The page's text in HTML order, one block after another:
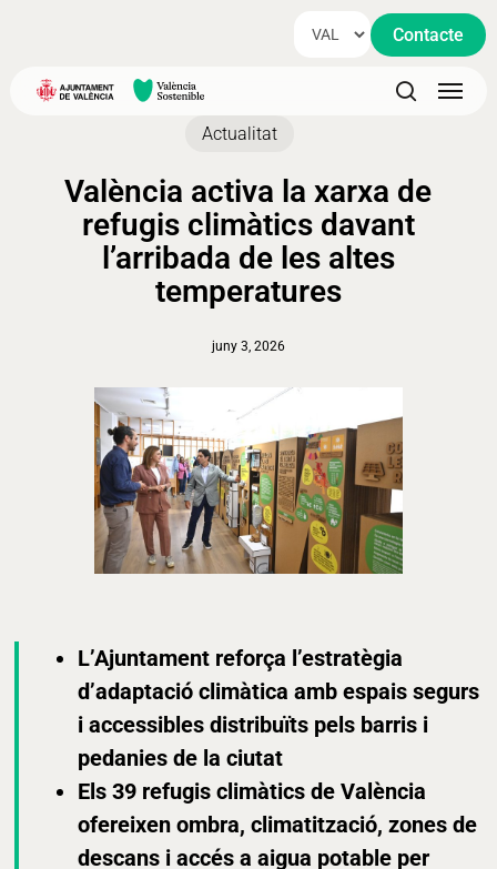
content
Contacte
search
Menu
Actualitat
València activa la xarxa de
refugis climàtics davant
l’arribada de les altes
temperatures
juny 3, 2026
L’Ajuntament reforça l’estratègia
d’adaptació climàtica amb espais segurs
i accessibles distribuïts pels barris i
pedanies de la ciutat
Els 39 refugis climàtics de València
ofereixen ombra, climatització, zones de
descans i accés a aigua potable per